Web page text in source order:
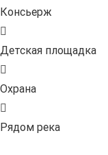
Консьерж
Детская площадка
Охрана
Рядом река